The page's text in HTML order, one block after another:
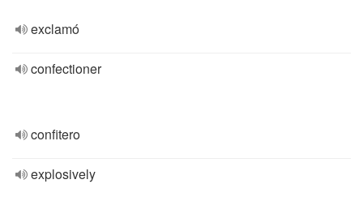
exclamó
confectioner
confitero
explosively